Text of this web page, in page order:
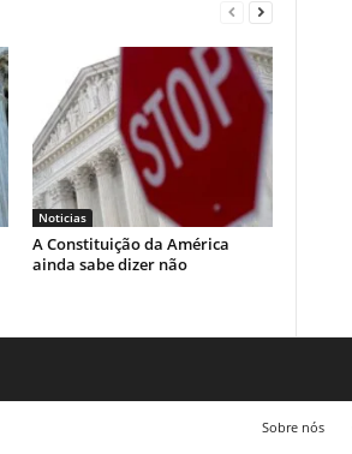
Noticias
A Constituição da América
ainda sabe dizer não
Sobre nós